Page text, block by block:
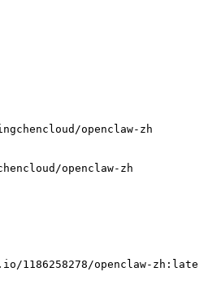
openclaw-zh
1186258278/openclaw-zh:latest